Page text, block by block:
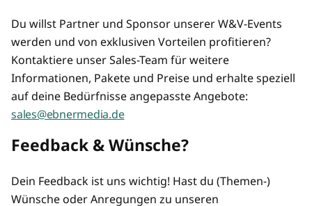
Du willst Partner und Sponsor unserer W&V-Events
werden und von exklusiven Vorteilen profitieren?
Kontaktiere unser Sales-Team für weitere
Informationen, Pakete und Preise und erhalte speziell
auf deine Bedürfnisse angepasste Angebote:
sales@ebnermedia.de
Feedback & Wünsche?
Dein Feedback ist uns wichtig! Hast du (Themen-)
Wünsche oder Anregungen zu unseren